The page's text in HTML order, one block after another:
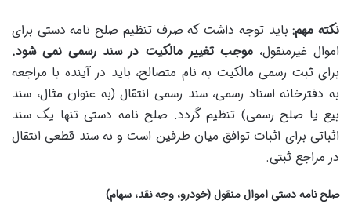
نکته مهم:باید توجه داشت که صرف تنظیم صلح نامه دستی برای
اموال غیرمنقول،موجب تغییر مالکیت در سند رسمی نمی شود.
برای ثبت رسمی مالکیت به نام متصالح، باید در آینده با مراجعه
به دفترخانه اسناد رسمی، سند رسمی انتقال (به عنوان مثال، سند
بیع یا صلح رسمی) تنظیم گردد. صلح نامه دستی تنها یک سند
اثباتی برای اثبات توافق میان طرفین است و نه سند قطعی انتقال
در مراجع ثبتی.
صلح نامه دستی اموال منقول (خودرو، وجه نقد، سهام)